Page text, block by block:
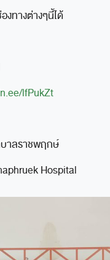
งทางต่างๆนี้ได้
lfPukZt
บาลราชพฤกษ์
Hospital